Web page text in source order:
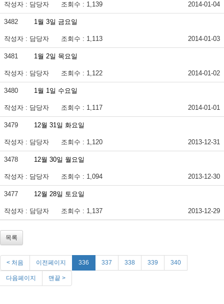
작성자 : 담당자 조회수 : 1,139 2014-01-04
3482 1월 3일 금요일
작성자 : 담당자 조회수 : 1,113 2014-01-03
3481 1월 2일 목요일
작성자 : 담당자 조회수 : 1,122 2014-01-02
3480 1월 1일 수요일
작성자 : 담당자 조회수 : 1,117 2014-01-01
3479 12월 31일 화요일
작성자 : 담당자 조회수 : 1,120 2013-12-31
3478 12월 30일 월요일
작성자 : 담당자 조회수 : 1,094 2013-12-30
3477 12월 28일 토요일
작성자 : 담당자 조회수 : 1,137 2013-12-29
목록
< 처음 이전페이지 336 337 338 339 340
다음페이지 맨끝 >